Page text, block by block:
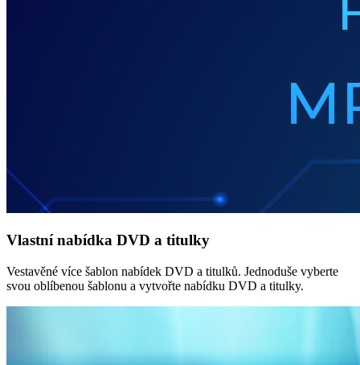
Vlastní nabídka DVD a titulky
Vestavěné více šablon nabídek DVD a titulků. Jednoduše vyberte
svou oblíbenou šablonu a vytvořte nabídku DVD a titulky.